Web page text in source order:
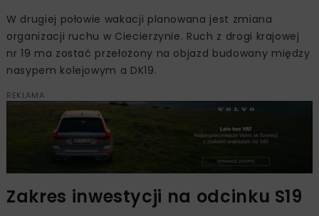
W drugiej połowie wakacji planowana jest zmiana
organizacji ruchu w Ciecierzynie. Ruch z drogi krajowej
nr 19 ma zostać przełożony na objazd budowany między
nasypem kolejowym a DK19.
REKLAMA
Zakres inwestycji na odcinku S19